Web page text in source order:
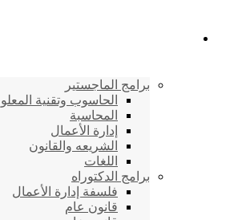
برامج الماجستير
الحاسوب وتقنية
المحاسبة
إدارة الأعمال
الشريعه والقانون
اللغات
برامج الدكتوراه
فلسفة إدارة الأعمال
قانون عام